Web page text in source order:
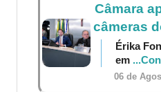
Câmara
câmeras
Érika
em
06 de